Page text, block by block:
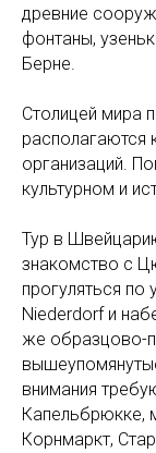
древние
фонтаны,
Берне.
Столицей мира
организаций.
культурном и
Тур в
знакомство с
прогуляться по
Niederdorf и
же образцово-
внимания
Капельбрюкке,
Корнмаркт,